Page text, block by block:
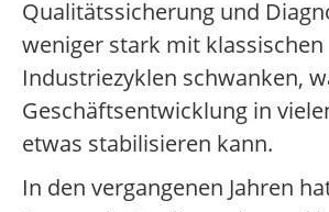
Qualitätssicherung und
weniger stark mit klassischen
Industriezyklen schwanken,
Geschäftsentwicklung in
etwas stabilisieren kann.
In den vergangenen Jahren